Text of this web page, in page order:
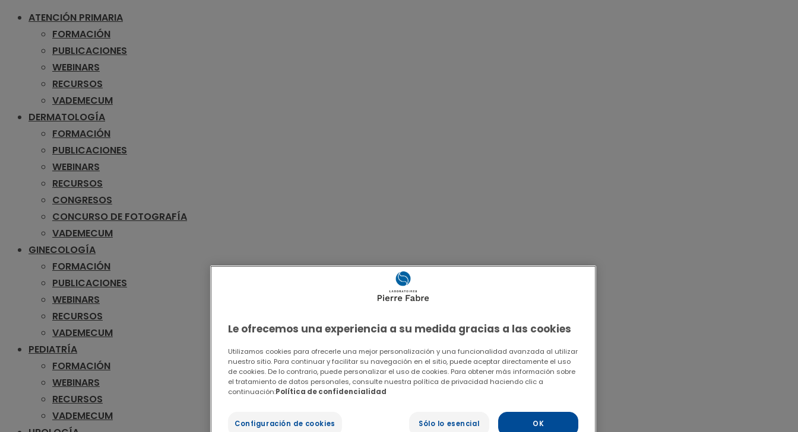
ATENCIÓN PRIMARIA
FORMACIÓN
PUBLICACIONES
WEBINARS
RECURSOS
VADEMECUM
DERMATOLOGÍA
FORMACIÓN
PUBLICACIONES
WEBINARS
RECURSOS
CONGRESOS
CONCURSO DE FOTOGRAFÍA
VADEMECUM
GINECOLOGÍA
FORMACIÓN
PUBLICACIONES
WEBINARS
RECURSOS
VADEMECUM
PEDIATRÍA
FORMACIÓN
WEBINARS
RECURSOS
VADEMECUM
Le ofrecemos una experiencia a su medida gracias a las cookies
Utilizamos cookies para ofrecerle una mejor personalización y una funcionalidad avanzada al utilizar
nuestro sitio. Para continuar y facilitar su navegación en el sitio, puede aceptar directamente el uso
de cookies. De lo contrario, puede personalizar el uso de cookies. Para obtener más información sobre
el tratamiento de datos personales, consulte nuestra política de privacidad haciendo clic a
continuación:Política de confidencialidad
Configuración de cookies Sólo lo esencial OK